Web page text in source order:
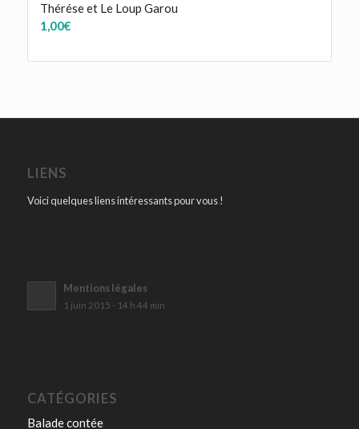
Thérése et Le Loup Garou
1,00€
LIENS
Voici quelques liens intéressants pour vous !
Mentions légales
1 juin 2015 - 14 h 44 min
CATÉGORIES
Balade contée